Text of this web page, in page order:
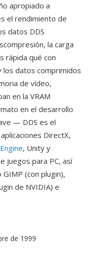
apropiado a
el rendimiento de
datos DDS
la carga
rápida qué con
los datos comprimidos
de vídeo,
en la VRAM
en el desarrollo
— DDS es el
DirectX,
, Unity y
juegos para PC, así
(con plugin),
de NVIDIA) e
de 1999